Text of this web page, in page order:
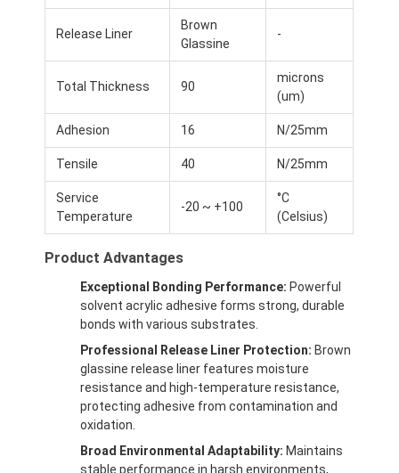
Casa
Produtos
Sobre nós
Release Liner
Brown
Glassine
-
Total Thickness 90
microns
(um)
Adhesion 16 N/25mm
Tensile 40 N/25mm
Service
Temperature
-20 ~ +100
°C
(Celsius)
Product Advantages
Exceptional Bonding Performance: Powerful
solvent acrylic adhesive forms strong, durable
bonds with various substrates.
Professional Release Liner Protection: Brown
glassine release liner features moisture
resistance and high-temperature resistance,
protecting adhesive from contamination and
oxidation.
Broad Environmental Adaptability: Maintains
stable performance in harsh environments,